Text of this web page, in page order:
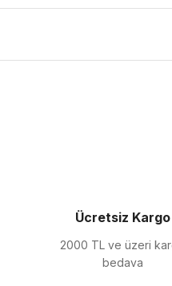
Ücretsiz Kargo
2000 TL ve üzeri
bedava